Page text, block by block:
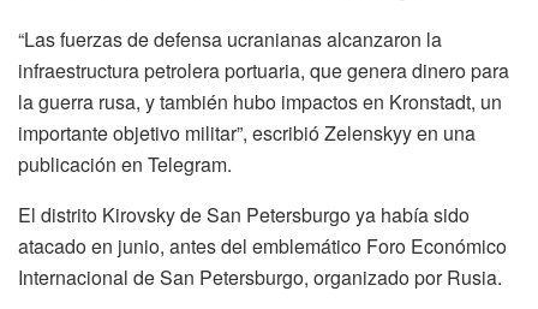
“Las fuerzas de defensa ucranianas alcanzaron la
infraestructura petrolera portuaria, que genera dinero para
la guerra rusa, y también hubo impactos en Kronstadt, un
importante objetivo militar”, escribió Zelenskyy en una
publicación en Telegram.
El distrito Kirovsky de San Petersburgo ya había sido
atacado en junio, antes del emblemático Foro Económico
Internacional de San Petersburgo, organizado por Rusia.